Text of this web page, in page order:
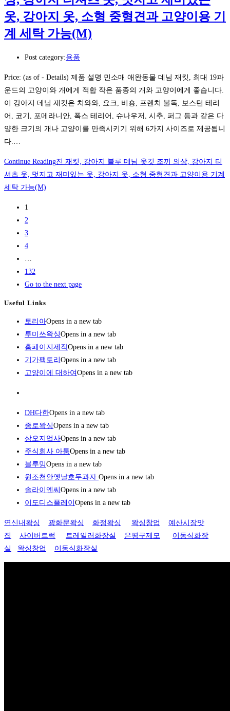
옷, 강아지 옷, 소형 중형견과 고양이용 기
계 세탁 가능(M)
Post category:용품
Price: (as of - Details) 제품 설명 민소매 애완동물 데님 재킷, 최대 19파
운드의 고양이와 개에게 적합 작은 품종의 개와 고양이에게 좋습니다.
이 강아지 데님 재킷은 치와와, 요크, 비숑, 프렌치 불독, 보스턴 테리
어, 코기, 포메라니안, 폭스 테리어, 슈나우저, 시추, 퍼그 등과 같은 다
양한 크기의 개나 고양이를 만족시키기 위해 6가지 사이즈로 제공됩니
다.…
Continue Reading진 재킷, 강아지 블루 데님 옷깃 조끼 의상, 강아지 티
셔츠 옷, 멋지고 재미있는 옷, 강아지 옷, 소형 중형견과 고양이용 기계
세탁 가능(M)
1
2
3
4
132
Go to the next page
Useful Links
토리아Opens in a new tab
투미쓰왁싱Opens in a new tab
홈페이지제작Opens in a new tab
기가팩토리 Opens in a new tab
고양이에 대하여 Opens in a new tab
DH다한Opens in a new tab
종로왁싱Opens in a new tab
삼오지업사Opens in a new tab
주식회사 아툼Opens in a new tab
블루밍Opens in a new tab
원조천안옛날호두과자 Opens in a new tab
솔라이엔씨 Opens in a new tab
이도디스플레이 Opens in a new tab
연신내왁싱 광화문왁싱 화정왁싱 왁싱창업
예산시장맛
집
사이버트럭 트레일러화장실 은평구제모
이동식화장
실
왁싱창업 이동식화장실